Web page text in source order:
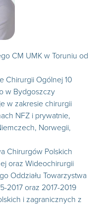
CM UMK w Toruniu od
Chirurgii Ogólnej 10
w Bydgoszczy
w zakresie chirurgii
NFZ i prywatnie,
Norwegii,
Chirurgów Polskich
oraz Wideochirurgii
Oddziału Towarzystwa
2017 oraz 2017-2019
i zagranicznych z